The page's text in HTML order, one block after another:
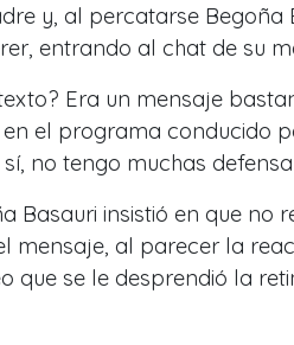
y, al percatarse Begoña
entrando al chat de su
Era un mensaje
el programa conducido
no tengo muchas
Basauri insistió en que no
mensaje, al parecer la
que se le desprendió la